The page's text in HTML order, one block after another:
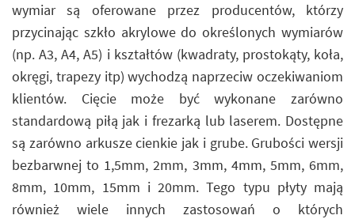
wymiar są oferowane przez producentów, którzy
przycinając szkło akrylowe do określonych wymiarów
(np. A3, A4, A5) i kształtów (kwadraty, prostokąty, koła,
okręgi, trapezy itp) wychodzą naprzeciw oczekiwaniom
klientów. Cięcie może być wykonane zarówno
standardową piłą jak i frezarką lub laserem. Dostępne
są zarówno arkusze cienkie jak i grube. Grubości wersji
bezbarwnej to 1,5mm, 2mm, 3mm, 4mm, 5mm, 6mm,
8mm, 10mm, 15mm i 20mm. Tego typu płyty mają
również wiele innych zastosowań o których